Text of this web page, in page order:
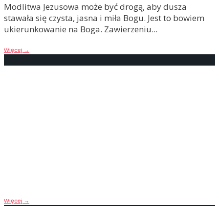
Modlitwa Jezusowa może być drogą, aby dusza
stawała się czysta, jasna i miła Bogu. Jest to bowiem
ukierunkowanie na Boga. Zawierzeniu...
Więcej →
Więcej →